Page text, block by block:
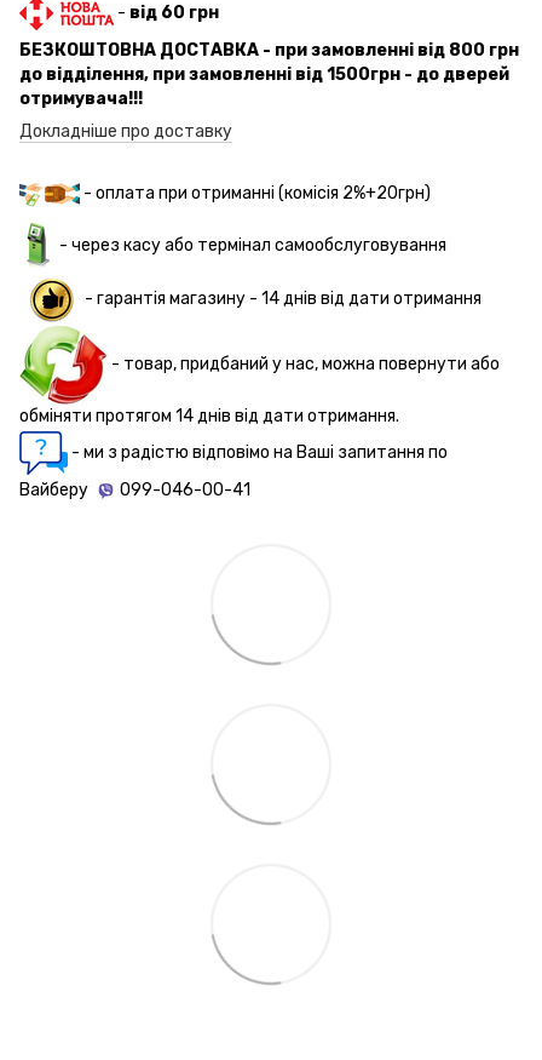
- від 60 грн
БЕЗКОШТОВНА ДОСТАВКА - при замовленні від 800 грн
до відділення, при замовленні від 1500грн - до дверей
отримувача!!!
Докладніше про доставку
- оплата при отриманні (комісія 2%+20грн)
- через касу або термінал самообслуговування
- гарантія магазину - 14 днів від дати отримання
- товар, придбаний у нас, можна повернути або
обміняти протягом 14 днів від дати отримання.
- ми з радістю відповімо на Ваші запитання по
Вайберу
099-046-00-41